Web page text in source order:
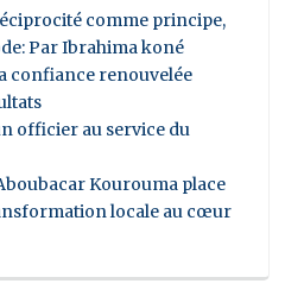
comme principe,
Par Ibrahima koné
confiance renouvelée
officier au service du
Kourouma place
locale au cœur